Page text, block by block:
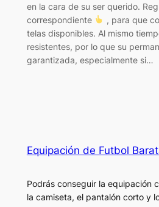
en la cara de su ser querido.
correspondiente
, para que
telas disponibles. Al mismo
resistentes, por lo que su
garantizada, especialmente si…
Equipación de Futbol
Podrás conseguir la equipación
la camiseta, el pantalón corto y